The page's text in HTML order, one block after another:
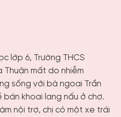
lớp 6, Trường THCS
Thuận mất do nhiễm
sống với bà ngoại Trần
bán khoai lang nấu ở chợ.
nội trợ, chị có một xe trái